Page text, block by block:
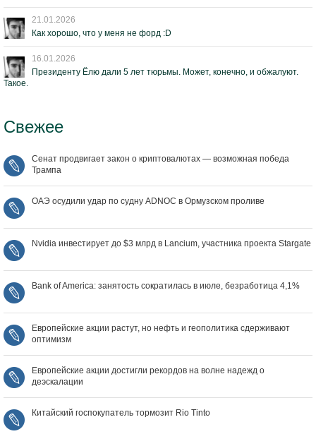
21.01.2026
Как хорошо, что у меня не форд :D
16.01.2026
Президенту Ёлю дали 5 лет тюрьмы. Может, конечно, и обжалуют.
Такое.
Свежее
Сенат продвигает закон о криптовалютах — возможная победа
Трампа
ОАЭ осудили удар по судну ADNOC в Ормузском проливе
Nvidia инвестирует до $3 млрд в Lancium, участника проекта Stargate
Bank of America: занятость сократилась в июле, безработица 4,1%
Европейские акции растут, но нефть и геополитика сдерживают
оптимизм
Европейские акции достигли рекордов на волне надежд о
деэскалации
Китайский госпокупатель тормозит Rio Tinto